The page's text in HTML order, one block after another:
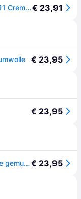
Joop! Handtücher Classic Cornflower 1611 Creme - 36€ 23,91
€ 23,95
€ 23,95
JOOP! Herren Handtuch beige Baumwolle gemustert€ 23,95